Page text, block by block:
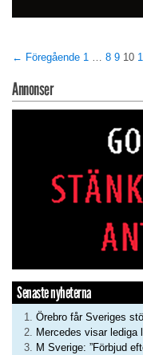
← Föregående 1 8 9 10
Annonser
Senaste nyheterna
Örebro får Sveriges
Mercedes visar lediga
M Sverige: ”Förbjud